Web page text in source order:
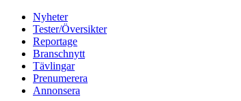
Nyheter
Tester/Översikter
Reportage
Branschnytt
Tävlingar
Prenumerera
Annonsera